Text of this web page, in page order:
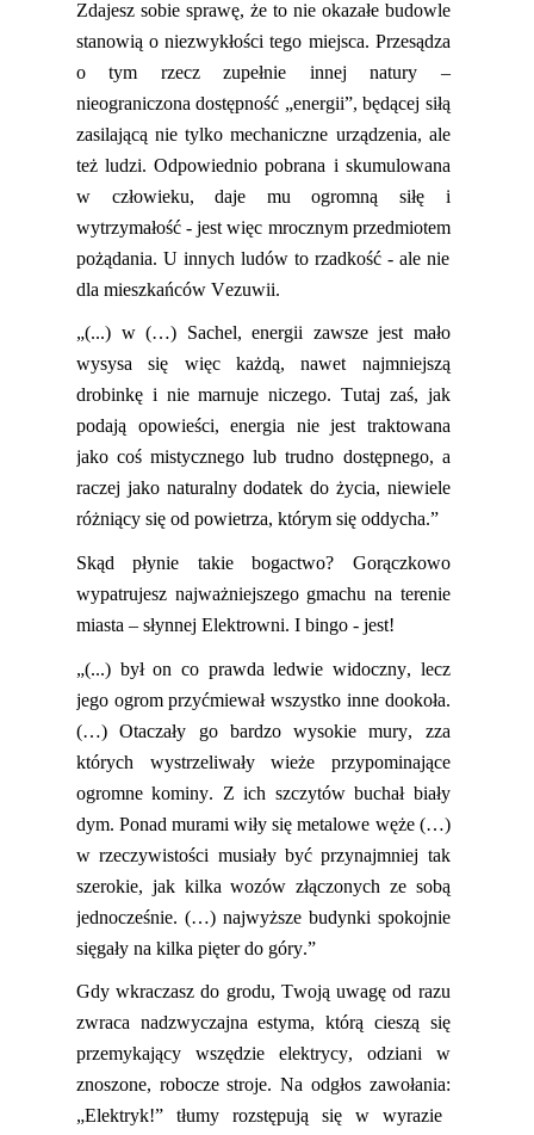
Zdajesz sobie sprawę, że to nie okazałe budowle
stanowią o niezwykłości tego miejsca. Przesądza
o tym rzecz zupełnie innej natury –
nieograniczona dostępność „energii”, będącej siłą
zasilającą nie tylko mechaniczne urządzenia, ale
też ludzi. Odpowiednio pobrana i skumulowana
w człowieku, daje mu ogromną siłę i
wytrzymałość - jest więc mrocznymprzedmiotem
pożądania. U innych ludów torzadkość -ale nie
dla mieszkańców Vezuwii.
„(...) w (…) Sachel, energii zawsze jest mało
wysysa się więc każdą, nawet najmniejszą
drobinkę i nie marnuje niczego. Tutaj zaś, jak
podają opowieści, energia nie jest traktowana
jako coś mistycznego lub trudno dostępnego, a
raczej jako naturalny dodatek do życia, niewiele
różniący się od powietrza, którym się oddycha.”
Skąd płynie takie bogactwo? Gorączkowo
wypatrujesz najważniejszego gmachu na terenie
miasta – słynnej Elektrowni. I bingo - jest!
„(...) był on co prawda ledwie widoczny, lecz
jego ogrom przyćmiewał wszystko inne dookoła.
(…) Otaczały go bardzo wysokie mury, zza
których wystrzeliwały wieże przypominające
ogromne kominy. Z ich szczytów buchał biały
dym. Ponad murami wiły się metalowe węże (…)
w rzeczywistości musiały być przynajmniej tak
szerokie, jak kilka wozów złączonych ze sobą
jednocześnie. (…) najwyższe budynki spokojnie
sięgały na kilka pięter do góry.”
Gdy wkraczasz do grodu, Twoją uwagęod razu
zwraca nadzwyczajna estyma, którą cieszą się
przemykający wszędzie elektrycy, odziani w
znoszone, robocze stroje. Na odgłos zawołania:
„Elektryk!” tłumy rozstępują się w wyrazie